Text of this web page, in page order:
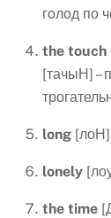
голод по
the touch
[тачыН] –
long [лоН]
lonely
the time